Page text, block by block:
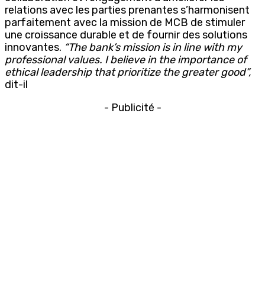
relations avec les parties prenantes s’harmonisent
parfaitement avec la mission de MCB de stimuler
une croissance durable et de fournir des solutions
innovantes. “The bank’s mission is in line with my
professional values. I believe in the importance of
ethical leadership that prioritize the greater good”,
dit-il
- Publicité -